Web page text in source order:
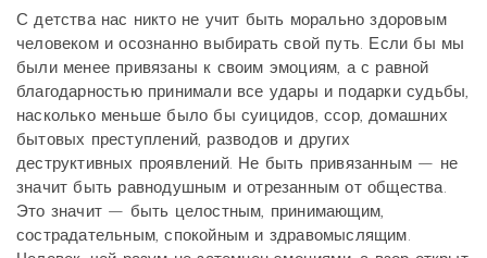
С детства нас никто не учит быть морально здоровым
человеком и осознанно выбирать свой путь. Если бы мы
были менее привязаны к своим эмоциям, а с равной
благодарностью принимали все удары и подарки судьбы,
насколько меньше было бы суицидов, ссор, домашних
бытовых преступлений, разводов и других
деструктивных проявлений. Не быть привязанным — не
значит быть равнодушным и отрезанным от общества.
Это значит — быть целостным, принимающим,
сострадательным, спокойным и здравомыслящим.